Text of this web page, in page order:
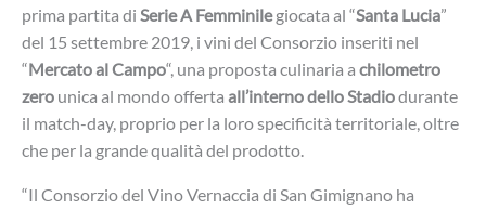
prima partita di Serie A Femminilegiocata al “Santa Lucia”
del 15 settembre 2019, i vini del Consorzio inseriti nel
“Mercato al Campo“, una proposta culinaria a chilometro
zero unica al mondo offerta all’interno dello Stadiodurante
il match-day, proprio per la loro specificità territoriale, oltre
che per la grande qualità del prodotto.
“Il Consorzio del Vino Vernaccia di San Gimignano ha